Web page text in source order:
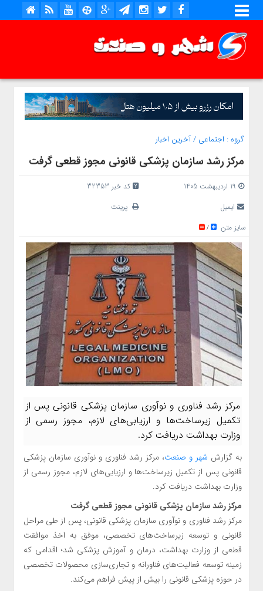
گروه : اجتماعی /آخرین اخبار
مرکز رشد سازمان پزشکی قانونی مجوز قطعی گرفت
19 اردیبهشت 1405
کد خبر 32353
ایمیل
پرینت
سایز متن
/
مرکز رشد فناوری و نوآوری سازمان پزشکی قانونی پس از
تکمیل زیرساخت‌ها و ارزیابی‌های لازم، مجوز رسمی از
وزارت بهداشت دریافت کرد.
به گزارش شهر و صنعت، مرکز رشد فناوری و نوآوری سازمان پزشکی
قانونی پس از تکمیل زیرساخت‌ها و ارزیابی‌های لازم، مجوز رسمی از
وزارت بهداشت دریافت کرد.
مرکز رشد سازمان پزشکی قانونی مجوز قطعی گرفت
مرکز رشد فناوری و نوآوری سازمان پزشکی قانونی، پس از طی مراحل
قانونی و توسعه زیرساخت‌های تخصصی، موفق به اخذ موافقت
قطعی از وزارت بهداشت، درمان و آموزش پزشکی شد؛ اقدامی که
زمینه توسعه فعالیت‌های فناورانه و تجاری‌سازی محصولات تخصصی
در حوزه پزشکی قانونی را بیش از پیش فراهم می‌کند.